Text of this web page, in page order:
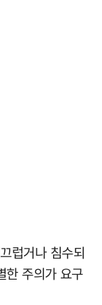
럽거나 침수되
한 주의가 요구